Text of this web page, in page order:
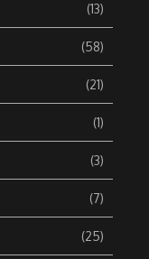
(13)
(58)
(21)
(1)
(3)
(7)
(25)